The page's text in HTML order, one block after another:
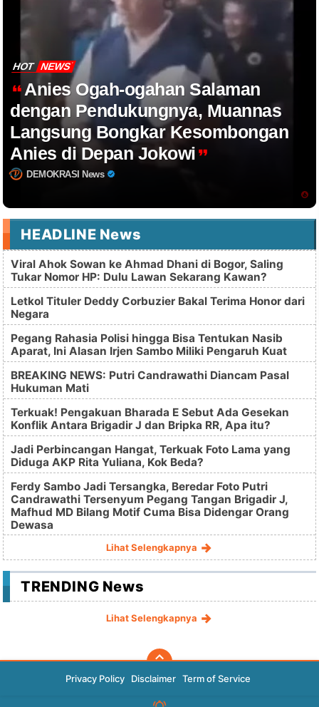
HOT NEWS
Anies Ogah-ogahan Salaman
dengan Pendukungnya, Muannas
Langsung Bongkar Kesombongan
Anies di Depan Jokowi
DEMOKRASI News
HEADLINE News
Viral Ahok Sowan ke Ahmad Dhani di Bogor, Saling
Tukar Nomor HP: Dulu Lawan Sekarang Kawan?
Letkol Tituler Deddy Corbuzier Bakal Terima Honor dari
Negara
Pegang Rahasia Polisi hingga Bisa Tentukan Nasib
Aparat, Ini Alasan Irjen Sambo Miliki Pengaruh Kuat
BREAKING NEWS: Putri Candrawathi Diancam Pasal
Hukuman Mati
Terkuak! Pengakuan Bharada E Sebut Ada Gesekan
Konflik Antara Brigadir J dan Bripka RR, Apa itu?
Jadi Perbincangan Hangat, Terkuak Foto Lama yang
Diduga AKP Rita Yuliana, Kok Beda?
Ferdy Sambo Jadi Tersangka, Beredar Foto Putri
Candrawathi Tersenyum Pegang Tangan Brigadir J,
Mafhud MD Bilang Motif Cuma Bisa Didengar Orang
Dewasa
Lihat Selengkapnya
TRENDING News
Lihat Selengkapnya
Privacy Policy Disclaimer Term of Service